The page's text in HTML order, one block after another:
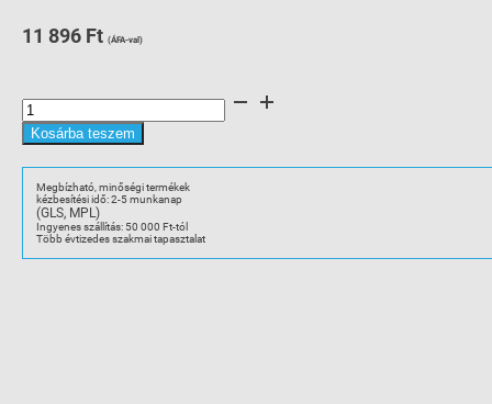
11 896 Ft (ÁFA-val)
12
A
Miniature
Contactor
Kosárba teszem
Megbízható, minőségi termékek
kézbesítési idő: 2-5 munkanap
(GLS, MPL)
Ingyenes szállítás: 50 000 Ft-tól
Több évtizedes szakmai tapasztalat